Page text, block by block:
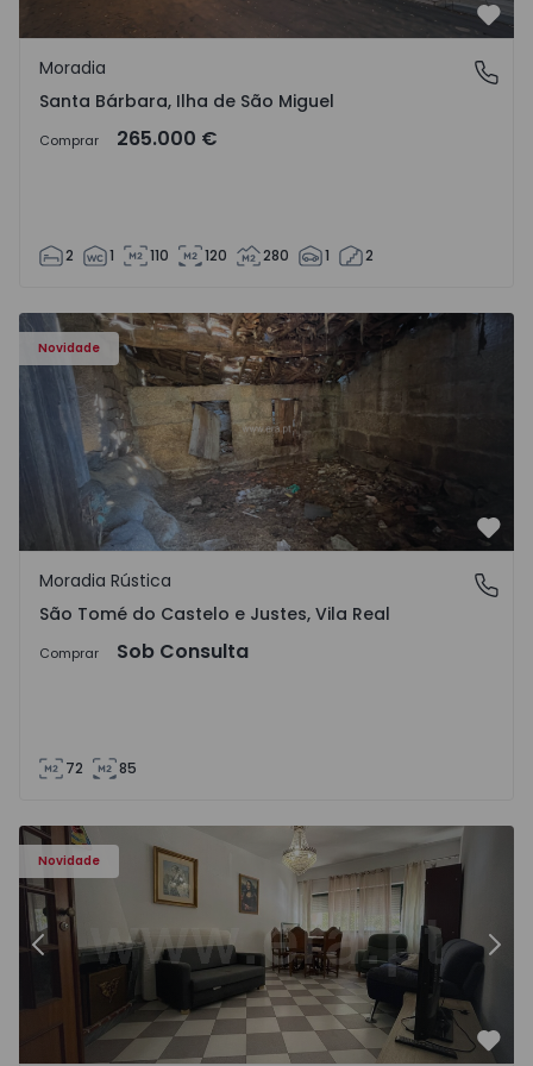
Santa Bárbara, Ilha de São Miguel
Moradia
Santa Bárbara, Ilha de São Miguel
Comprar 265.000 €
2 1 110 120 280 1 2
Novidade
Moradia Vila Real, São Tomé do Castelo e Justes -
São Tomé do Castelo e Justes, Vila Real
Moradia Rústica
São Tomé do Castelo e Justes, Vila Real
Comprar Sob Consulta
72 85
Novidade
- 1
Apartamento T2 Montijo, Montijo e Afonsoeiro -
Anterior